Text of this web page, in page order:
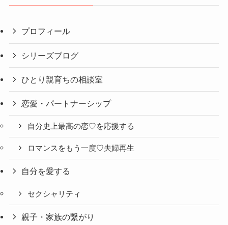
プロフィール
シリーズブログ
ひとり親育ちの相談室
恋愛・パートナーシップ
自分史上最高の恋♡を応援する
ロマンスをもう一度♡夫婦再生
自分を愛する
セクシャリティ
親子・家族の繋がり